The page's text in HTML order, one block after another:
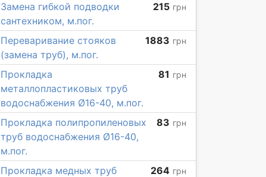
Замена гибкой подводки
сантехником, м.пог.
215 грн
Переваривание стояков
(замена труб), м.пог.
1883 грн
Прокладка
металлопластиковых труб
водоснабжения Ø16-40, м.пог.
81 грн
Прокладка полипропиленовых
труб водоснабжения Ø16-40,
м.пог.
83 грн
Прокладка медных труб
264 грн